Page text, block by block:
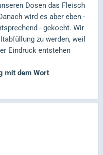
Dosen das Fleisch
wird es aber eben -
- gekocht. Wir
zu werden, weil
Eindruck entstehen
mit dem Wort